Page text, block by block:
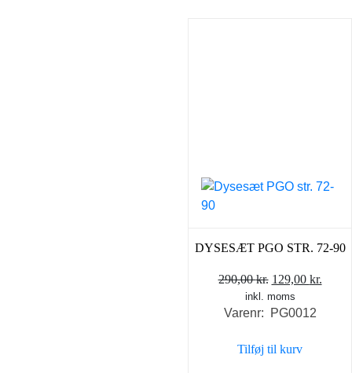
DYSESÆT PGO STR. 72-90
290,00kr. Den
oprindelige
pris
290,00 kr..
129,00 kr.
inkl. moms
Varenr: PG0012
Tilføj til kurv